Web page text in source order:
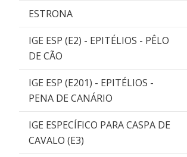
ESTRONA
IGE ESP (E2) - EPITÉLIOS - PÊLO
DE CÃO
IGE ESP (E201) - EPITÉLIOS -
PENA DE CANÁRIO
IGE ESPECÍFICO PARA CASPA DE
CAVALO (E3)